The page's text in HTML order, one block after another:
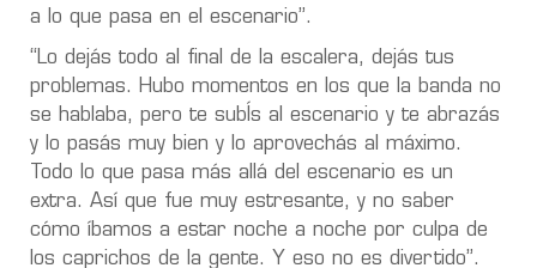
a lo que pasa en el escenario”.
“Lo dejás todo al final de la escalera, dejás tus
problemas. Hubo momentos en los que la banda no
se hablaba, pero te subÍs al escenario y te abrazás
y lo pasás muy bien y lo aprovechás al máximo.
Todo lo que pasa más allá del escenario es un
extra. Así que fue muy estresante, y no saber
cómo íbamos a estar noche a noche por culpa de
los caprichos de la gente. Y eso no es divertido”.